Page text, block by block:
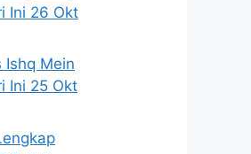
Ini 26 Okt
Ishq Mein
Ini 25 Okt